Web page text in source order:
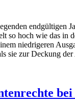
endgültigen
so hoch wie das
niedrigeren
sie zur Deckung